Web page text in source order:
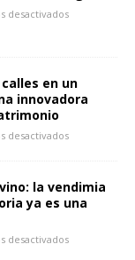
desactivados
en un
innovadora
desactivados
la vendimia
ya es una
desactivados